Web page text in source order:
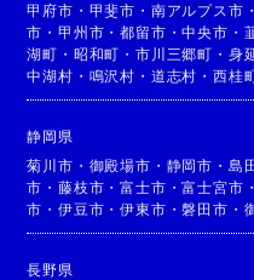
甲府市 ・ 甲斐市 ・ 南アルプス市
市 ・甲州市 ・都留市 ・中央市 ・
湖町 ・ 昭和町 ・市川三郷町 ・ 身
中湖村 ・ 鳴沢村 ・ 道志村 ・西桂
静岡県
菊川市 ・ 御殿場市 ・ 静岡市 ・ 島
市 ・藤枝市 ・富士市 ・富士宮市 ・
市 ・伊豆市 ・伊東市 ・磐田市 ・
長野県